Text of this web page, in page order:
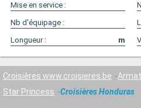
Mise en service :
Nb d'équipage :
Longueur :
m
Croisières www.croisieres.be
Star Princess
Croisières Honduras